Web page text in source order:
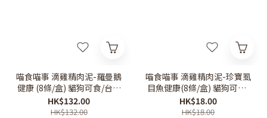
喵食喵事 滴雞精肉泥-羅曼鵝
健康 (8條/盒) 貓狗可食/台灣
製造//犬貓適用/無添加
HK$132.00
HK$132.00
喵食喵事 滴雞精肉泥-珍寶虱
目魚健康(8條/盒) 貓狗可食/
台灣製造//犬貓適用/無添加
（1條）
HK$18.00
HK$18.00